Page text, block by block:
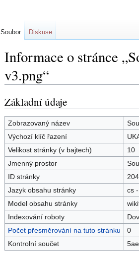
Informace o stránce
v3.png“
Skočit
na
navigaci
Skočit
na
vyhledávání
Základní údaje
Zobrazovaný název
Výchozí klíč řazení
Velikost stránky (v bajtech)
10
Jmenný prostor
ID stránky
204
Jazyk obsahu stránky
cs
Model obsahu stránky
Indexování roboty
Počet přesměrování na tuto stránku
0
Kontrolní součet
Soubor Diskuse